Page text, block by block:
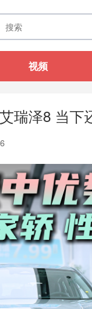
视频
瑞泽8 当下